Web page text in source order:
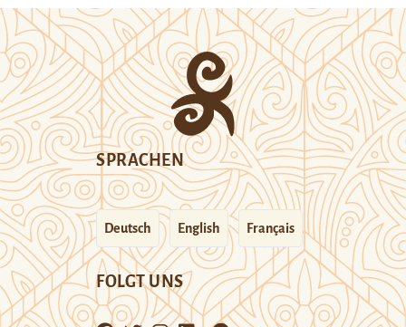
SPRACHEN
Deutsch English Français
FOLGT UNS